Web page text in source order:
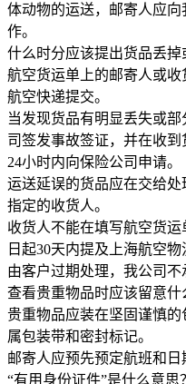
体动物的运送，邮寄人应
作。
什么时分应该提出货品丢掉
航空货运单上的邮寄人或
航空快递提交。
当发现货品有明显丢失或
司签发事故签证，并在收到
24小时内向保险公司申请。
运送延误的货品应在交给
指定的收货人。
收货人不能在填写航空货运
日起30天内提及上海航空物
由客户过期处理，我公司不
查看贵重物品时应该留意什
贵重物品应装在坚固谨慎
属包装带和密封标记。
邮寄人应预先预定航班和日
“有用身份证件”是什么意思？